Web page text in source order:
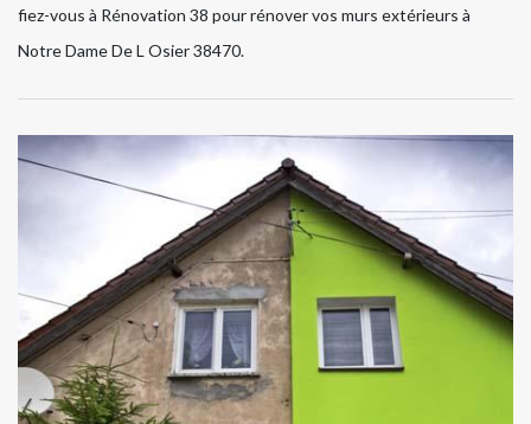
fiez-vous à Rénovation 38 pour rénover vos murs extérieurs à
Notre Dame De L Osier 38470.